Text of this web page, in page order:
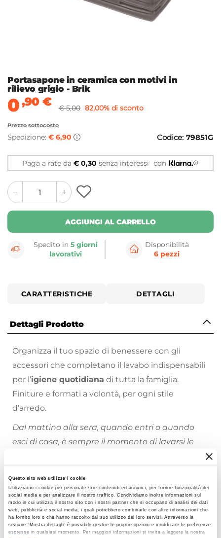
Questo sito web utilizza i cookie
Utilizziamo i cookie per personalizzare contenuti ed annunci, per fornire funzionalità dei
social media e per analizzare il nostro traffico. Condividiamo inoltre informazioni sul
modo in cui utilizza il nostro sito con i nostri partner che si occupano di analisi dei dati
web, pubblicità e social media, i quali potrebbero combinarle con altre informazioni che
ha fornito loro o che hanno raccolto dal suo utilizzo dei loro servizi. Attraverso la
sezione "Mostra dettagli" è possibile gestire le proprie opzioni e modificare le preferenze
espresse in qualsiasi momento. Per maggiori informazioni si invita a leggere la nostra
Portasapone in ceramica con motivi in
rilievo grigio - Brik
0,90 € € 5,00 82,00% di sconto
Prezzo sottocosto
Spedizione: € 6,90 Codice: 79851G
Paga a rate da € 0,30 senza interessi con
quantity
button
quantity
minus
button
AGGIUNGI AL CARRELLO
Spedito in5 giorni
lavorativi
Disponibilità
6 pezzi
CARATTERISTICHE DETTAGLI
Dettagli Prodotto
Organizza il tuo spazio di benessere con gli
accessori che completano il lavabo indispensabili
per l’igiene quotidiana di tutta la famiglia.
Finiture e formati a volontà, per ogni stile
d’arredo.
Dal mattino alla sera, quando entri o quando
esci di casa, è sempre il momento di lavarsi le
Abbina ilporta sapone
per rendere il bagno accogliente per tutti.
Riepilogo Caratteristiche